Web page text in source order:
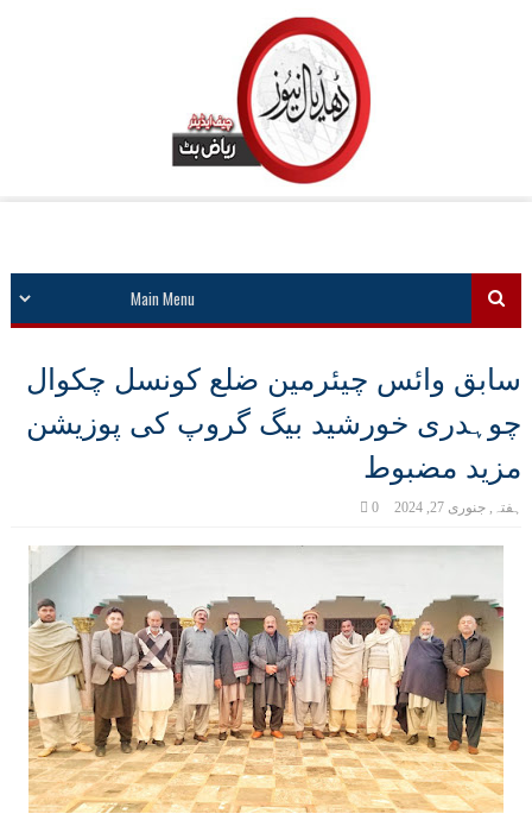
سابق وائس چیئرمین ضلع کونسل چکوال
چوہدری خورشید بیگ گروپ کی پوزیشن
مزید مضبوط
ہفتہ, جنوری 27, 2024 0